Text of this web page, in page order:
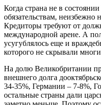
Когда страна не в
обязательствам, неизбежно
Кредиторы требуют от
международной арене. А
усугублялось еще и
которого не скрывали
На долю Великобритании
внешнего долга
34-35%, Германии – 7-8%,
остальные страны дали